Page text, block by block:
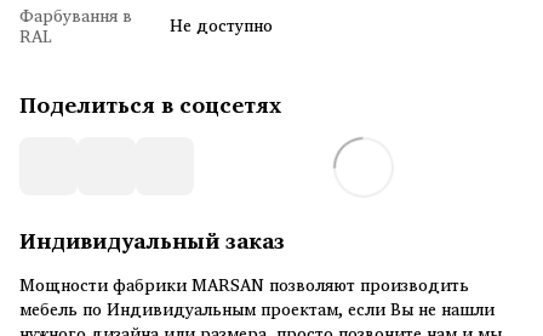
Фарбування в
RAL Не доступно
Поделиться в соцсетях
Индивидуальный заказ
Мощности фабрики MARSAN позволяют производить
мебель по Индивидуальным проектам, если Вы не нашли